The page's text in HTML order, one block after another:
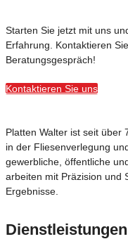
Starten Sie jetzt mit uns
Erfahrung. Kontaktieren
Beratungsgespräch!
Kontaktieren Sie uns
Platten Walter ist seit über
in der Fliesenverlegung
gewerbliche, öffentliche
arbeiten mit Präzision und
Ergebnisse.
Dienstleistungen